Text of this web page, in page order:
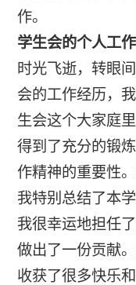
作。
学生会的个人工
时光飞逝，转眼
会的工作经历，
生会这个大家庭
得到了充分的锻
作精神的重要性
我特别总结了本学
我很幸运地担任
做出了一份贡献
收获了很多快乐